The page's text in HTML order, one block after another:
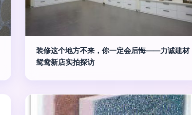
装修这个地方不来，你一定会后悔——力诚建材
鸳鸯新店实拍探访